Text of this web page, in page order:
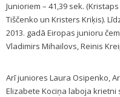
Junioriem – 41,39 sek.
Tiščenko un Kristers Kriķis).
2013. gadā Eiropas junioru
Vladimirs Mihailovs, Reinis
Arī juniores Laura Osipenko,
Elizabete Kociņa laboja krietni